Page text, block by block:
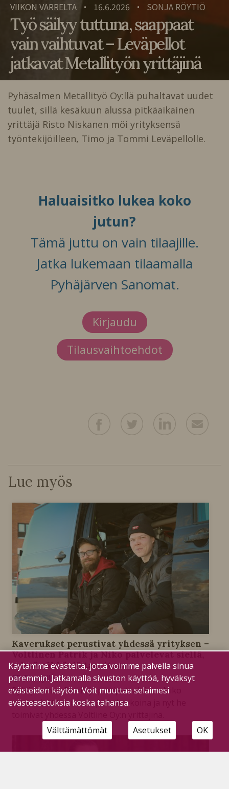
VIIKON VARRELTA • 16.6.2026 • SONJA RÖYTIÖ
Työ säilyy tuttuna, saappaat
vain vaihtuvat – Leväpellot
jatkavat Metallityön yrittäjinä
Pyhäsalmen Metallityö Oy:llä puhaltavat uudet
tuulet, sillä kesäkuun alussa pitkäaikainen
yrittäjä Risto Niskanen möi yrityksensä
työntekijöilleen, Timo ja Tommi Leväpellolle.
Haluaisitko lukea koko
jutun?
Tämä juttu on vain tilaajille.
Jatka lukemaan tilaamalla
Pyhäjärven Sanomat.
Kirjaudu
Tilausvaihtoehdot
Lue myös
Kaverukset perustivat yhdessä yrityksen –
Voltlinen Patrik ja Niko palvelevat siellä,
missä sähkäriä tarvitaan
Tilaajille 24.2.2026
Pyhäjärvinen Patrik ja pihtiputaalainen Niko
tutustuivat toisiinsa opiskeluaikoina ja nyt he
Käytämme evästeitä, jotta voimme palvella sinua
paremmin. Jatkamalla sivuston käyttöä, hyväksyt
evästeiden käytön. Voit muuttaa selaimesi
evästeasetuksia koska tahansa.
Välttämättömät Asetukset OK